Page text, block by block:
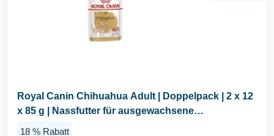
Royal Canin Chihuahua Adult | Doppelpack | 2 x 12
x 85 g | Nassfutter für ausgewachsene
18 % Rabatt